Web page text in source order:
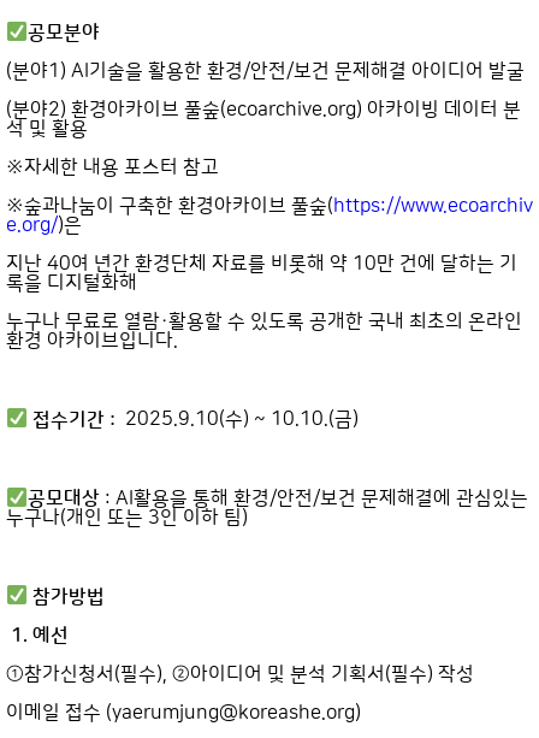
공모분야
(분야1) AI기술을 활용한 환경/안전/보건 문제해결 아이디어 발굴
(분야2) 환경아카이브 풀숲(ecoarchive.org) 아카이빙 데이터 분
석 및 활용
※자세한 내용 포스터 참고
※숲과나눔이 구축한 환경아카이브 풀숲(https://www.ecoarchiv
e.org/)은
지난 40여 년간 환경단체 자료를 비롯해 약 10만 건에 달하는 기
록을 디지털화해
누구나 무료로 열람·활용할 수 있도록 공개한 국내 최초의 온라인
환경 아카이브입니다.
접수기간 : 2025.9.10(수) ~ 10.10.(금)
공모대상 : AI활용을 통해 환경/안전/보건 문제해결에 관심있는
누구나(개인 또는 3인 이하 팀)
참가방법
1. 예선
①참가신청서(필수), ②아이디어 및 분석 기획서(필수) 작성
이메일 접수 (yaerumjung@koreashe.org)